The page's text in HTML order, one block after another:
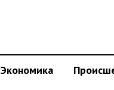
Экономика